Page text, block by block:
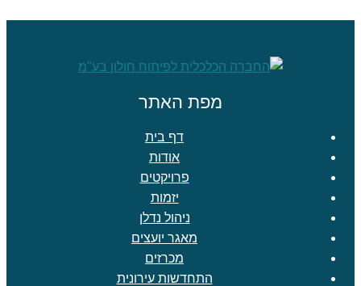
מפת האתר
דף בית
אודות
פרויקטים
יזמות
ניהול נדלן
מאגר יועצים
מכרזים
התחדשות עירונית